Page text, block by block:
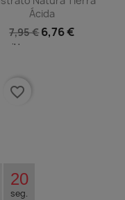
Ácida
7,95 €6,76 €
20
seg.
favorite_border